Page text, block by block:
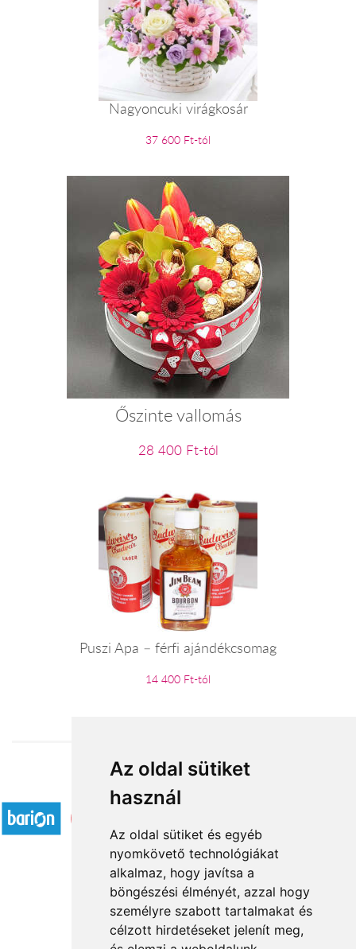
Az oldal sütiket
használ
Az oldal sütiket és egyéb
nyomkövető technológiákat
alkalmaz, hogy javítsa a
böngészési élményét, azzal hogy
személyre szabott tartalmakat és
célzott hirdetéseket jelenít meg,
Nagyoncuki virágkosár
37 600 Ft-tól
Őszinte vallomás
28 400 Ft-tól
Puszi Apa – férfi ajándékcsomag
14 400 Ft-tól
Elfogadott fizetési módok
Rólunk
Általános információ